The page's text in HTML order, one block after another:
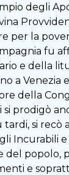
degli
per la
fu
e della
a Venezia
della
si prodigò
tardi, si recò
Incurabili
del popolo,
e